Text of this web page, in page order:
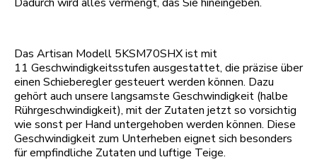
Das Artisan Modell 5KSM70SHX ist mit
11 Geschwindigkeitsstufen ausgestattet, die präzise über
einen Schieberegler gesteuert werden können. Dazu
gehört auch unsere langsamste Geschwindigkeit (halbe
Rührgeschwindigkeit), mit der Zutaten jetzt so vorsichtig
wie sonst per Hand untergehoben werden können. Diese
Geschwindigkeit zum Unterheben eignet sich besonders
für empfindliche Zutaten und luftige Teige.